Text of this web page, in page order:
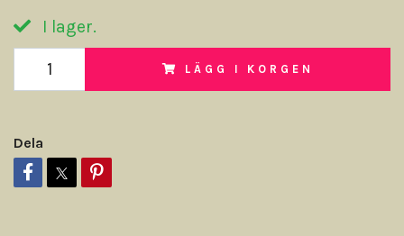
I lager.
LÄGG I KORGEN
Dela